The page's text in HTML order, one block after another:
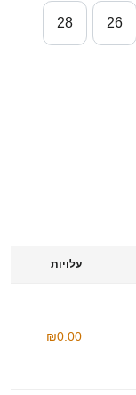
26
28
עלויות
₪0.00